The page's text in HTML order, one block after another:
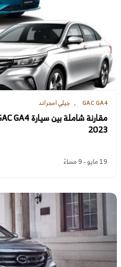
GAC GA4 جيلي امجراند
2023
19 مايو - 9 مساءً